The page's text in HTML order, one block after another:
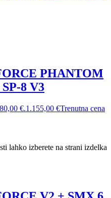
PHANTOM
8 V3
€.1.155,00 €Trenutna cena
lahko izberete na strani izdelka